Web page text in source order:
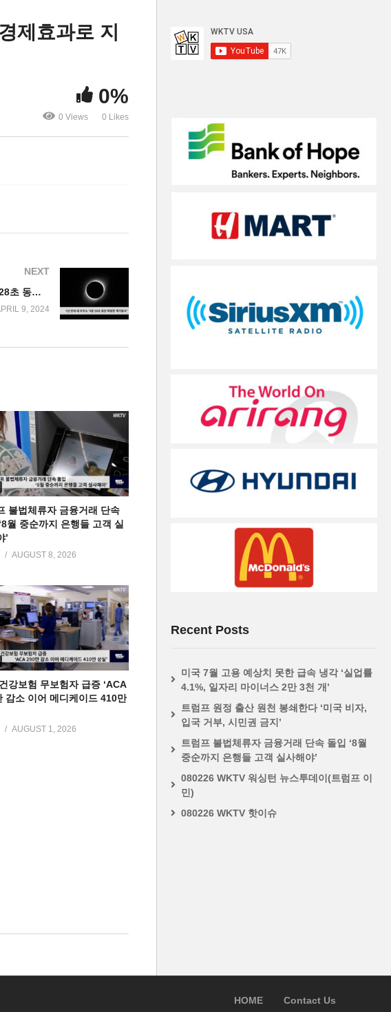
제효과로 지
0%
0 Views 0 Likes
NEXT
7년 만의 대 우주쇼 ‘4분 28초 동안 체험한 개기일식’
9, 2024
불법체류자 금융거래 단속
월 중순까지 은행들 고객 실
’
AUGUST 8, 2026
강보험 무보험자 급증 ‘ACA
감소 이어 메디케이드 410만
AUGUST 1, 2026
Recent Posts
미국 7월 고용 예상치 못한 급속 냉각 ‘실업률
4.1%, 일자리 마이너스 2만 3천 개’
트럼프 원정 출산 원천 봉쇄한다 ‘미국 비자,
입국 거부, 시민권 금지’
트럼프 불법체류자 금융거래 단속 돌입 ‘8월
중순까지 은행들 고객 실사해야’
080226 WKTV 워싱턴 뉴스투데이(트럼프 이
민)
080226 WKTV 핫이슈
HOME Contact Us